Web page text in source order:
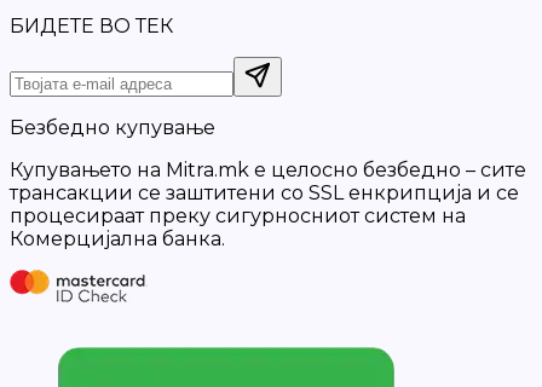
БИДЕТЕ ВО ТЕК
Безбедно купување
Купувањето на Mitra.mk е целосно безбедно – сите
трансакции се заштитени со SSL енкрипција и се
процесираат преку сигурносниот систем на
Комерцијална банка.